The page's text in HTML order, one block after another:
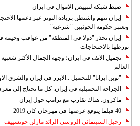
ضبط شبكة لتبييض الاموال في ايران
إيران تتهم واشنطن بزيادة التوتر عبر دعمها
وتعتبر حكومة الحوثيين "شرعية"
إيران تحذر "دولا في المنطقة" من عواقب وخيمة
تورطها بالاحتجاجات
تجميل الانف في ايران؛ وجهة الجمال الأكثر
العالم
"نوين ايرانا" للتجميل ..الابرز في ايران والشرق
الجراحة التجميلية في إيران: كل ما تحتاج إلى
ماكرون: هناك تقارب مع ترامب حول إيران
40 فيلما يتوقع عرضها في مهرجان كان 2019
رحيل السينمائي الروسي الرائد مارلن خوتسييف